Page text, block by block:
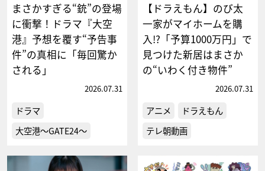
まさかすぎる“銃”の登場
に衝撃！ドラマ『大空
港』予想を覆す“予告事
件”の真相に「毎回驚か
される」
2026.07.31
ドラマ
大空港～GATE24～
【ドラえもん】のび太
一家がマイホームを購
入!?「予算1000万円」で
見つけた新居はまさか
の“いわく付き物件”
2026.07.31
アニメ
ドラえもん
テレ朝動画